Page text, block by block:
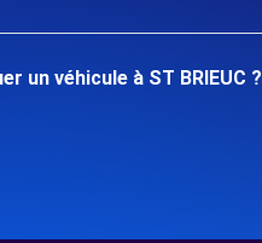
un véhicule à ST BRIEUC ?